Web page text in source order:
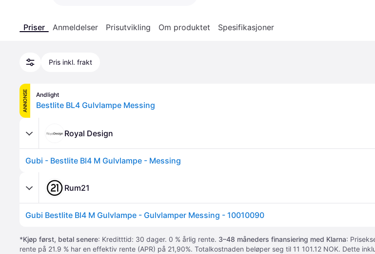
Priser Anmeldelser Prisutvikling Om produktet Spesifikasjoner
Pris inkl. frakt
ANNONSE Andlight
Bestlite BL4 Gulvlampe Messing
Royal Design
Gubi - Bestlite Bl4 M Gulvlampe - Messing
Rum21
Gubi Bestlite Bl4 M Gulvlampe - Gulvlamper Messing - 10010090
*Kjøp først, betal senere: Kreditttid: 30 dager. 0 % årlig rente. 3–48 måneders finansiering med Klarna:
rente på 21.9 % har en effektiv rente (APR) på 21,90%. Totalkostnaden beløper seg til 11 101.12 NOK. Dette